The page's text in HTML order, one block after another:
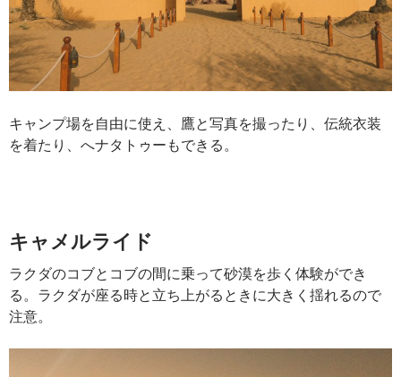
キャンプ場を自由に使え、鷹と写真を撮ったり、伝統衣装
を着たり、へナタトゥーもできる。
キャメルライド
ラクダのコブとコブの間に乗って砂漠を歩く体験ができ
る。ラクダが座る時と立ち上がるときに大きく揺れるので
注意。